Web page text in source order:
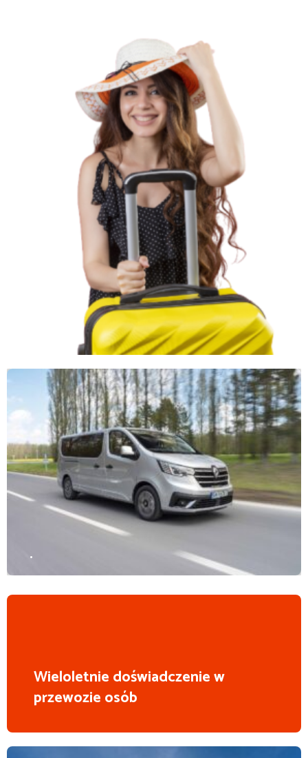
.
Wieloletnie doświadczenie w
przewozie osób